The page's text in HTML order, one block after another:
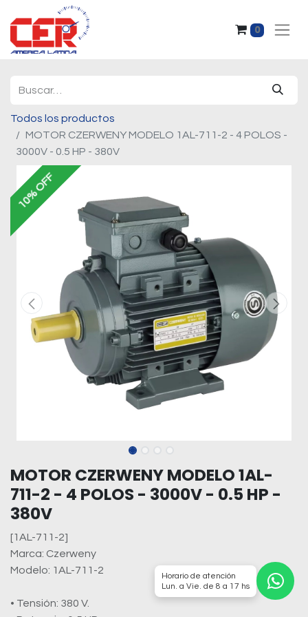
0
Todos los productos
MOTOR CZERWENY MODELO 1AL-711-2 - 4 POLOS -
3000V - 0.5 HP - 380V
10% OFF
MOTOR CZERWENY MODELO 1AL-
711-2 - 4 POLOS - 3000V - 0.5 HP -
380V
[1AL-711-2]
Marca: Czerweny
Modelo: 1AL-711-2
• Tensión: 380 V.
Horario de atención
Lun. a Vie. de 8 a 17 hs